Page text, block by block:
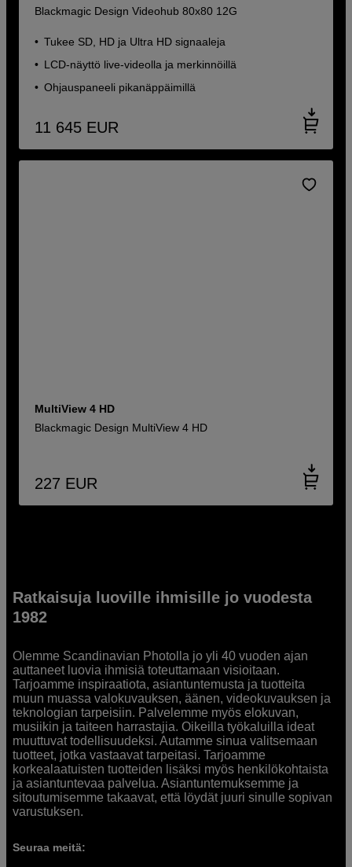
Blackmagic Design Videohub 80x80 12G
Tukee SD, HD ja Ultra HD signaaleja
LCD-näyttö live-videolla ja merkinnöillä
Ohjauspaneeli pikanäppäimillä
11 645 EUR
MultiView 4 HD
Blackmagic Design MultiView 4 HD
227 EUR
Ratkaisuja luoville ihmisille jo vuodesta
1982
Olemme Scandinavian Photolla jo yli 40 vuoden ajan
auttaneet luovia ihmisiä toteuttamaan visioitaan.
Tarjoamme inspiraatiota, asiantuntemusta ja tuotteita
muun muassa valokuvauksen, äänen, videokuvauksen ja
teknologian tarpeisiin. Palvelemme myös elokuvan,
musiikin ja taiteen harrastajia. Oikeilla työkaluilla ideat
muuttuvat todellisuudeksi. Autamme sinua valitsemaan
tuotteet, jotka vastaavat tarpeitasi. Tarjoamme
korkealaatuisten tuotteiden lisäksi myös henkilökohtaista
ja asiantuntevaa palvelua. Asiantuntemuksemme ja
sitoutumisemme takaavat, että löydät juuri sinulle sopivan
varustuksen.
Seuraa meitä: